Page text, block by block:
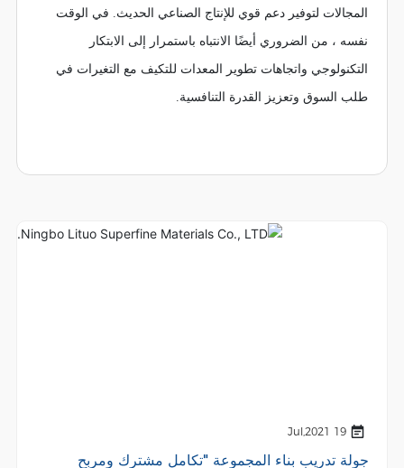
المجالات لتوفير دعم قوي للإنتاج الصناعي الحديث. في الوقت
نفسه ، من الضروري أيضًا الانتباه باستمرار إلى الابتكار
التكنولوجي واتجاهات تطوير المعدات للتكيف مع التغيرات في
طلب السوق وتعزيز القدرة التنافسية.
19 Jul,2021
جولة تدريب بناء المجموعة "تكامل مشترك ومربح